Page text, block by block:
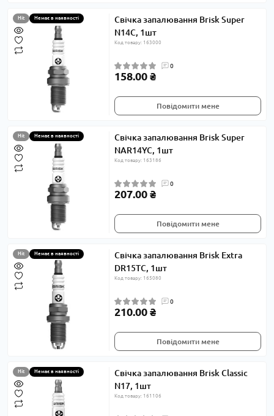
Hit Немає в наявності
Свічка запалювання Brisk Super
N14C, 1шт
Код товару: 163000
0
158.00 ₴
Повідомити мене
Hit Немає в наявності
Свічка запалювання Brisk Super
NAR14YC, 1шт
Код товару: 163186
0
207.00 ₴
Повідомити мене
Hit Немає в наявності
Свічка запалювання Brisk Extra
DR15TC, 1шт
Код товару: 165080
0
210.00 ₴
Повідомити мене
Hit Немає в наявності
Свічка запалювання Brisk Classic
N17, 1шт
Код товару: 161106